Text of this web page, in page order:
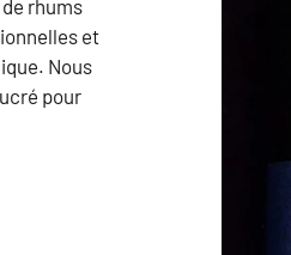
rhums
et
Nous
pour